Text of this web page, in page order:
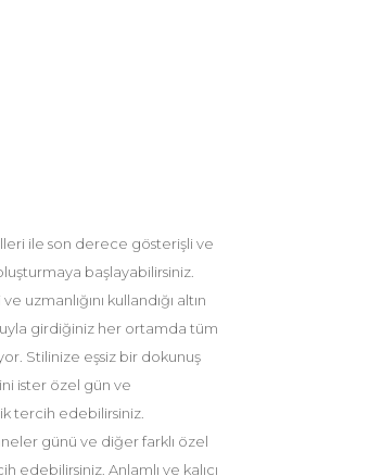
ile son derece gösterişli ve
başlayabilirsiniz.
uzmanlığını kullandığı altın
girdiğiniz her ortamda tüm
Stilinize eşsiz bir dokunuş
ister özel gün ve
tercih edebilirsiniz.
günü ve diğer farklı özel
edebilirsiniz. Anlamlı ve kalıcı